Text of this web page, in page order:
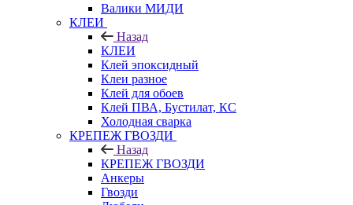
Валики МИДИ
КЛЕИ
Назад
КЛЕИ
Клей эпоксидный
Клеи разное
Клей для обоев
Клей ПВА, Бустилат, КС
Холодная сварка
КРЕПЕЖ ГВОЗДИ
Назад
КРЕПЕЖ ГВОЗДИ
Анкеры
Гвозди